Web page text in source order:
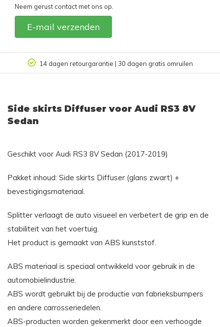
Neem gerust contact met ons op.
E-mail verzenden
14 dagen retourgarantie | 30 dagen gratis omruilen
Side skirts Diffuser voor Audi RS3 8V
Sedan
Geschikt voor Audi RS3 8V Sedan (2017-2019)
Pakket inhoud: Side skirts Diffuser (glans zwart) +
bevestigingsmateriaal.
Splitter verlaagt de auto visueel en verbetert de grip en de
stabiliteit van het voertuig.
Het product is gemaakt van ABS kunststof.
ABS materiaal is speciaal ontwikkeld voor gebruik in de
automobielindustrie.
ABS wordt gebruikt bij de productie van fabrieksbumpers
en andere carrosseriedelen.
ABS-producten worden gekenmerkt door een verhoogde